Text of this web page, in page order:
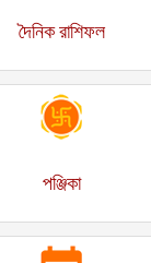
দৈনিক রাশিফল
পঞ্জিকা